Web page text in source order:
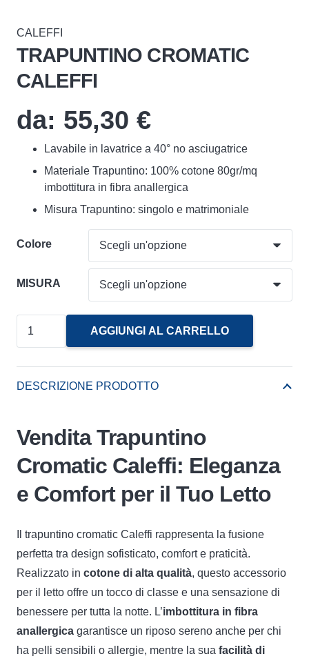
CALEFFI
TRAPUNTINO CROMATIC
CALEFFI
da: 55,30 €
Lavabile in lavatrice a 40° no asciugatrice
Materiale Trapuntino: 100% cotone 80gr/mq
imbottitura in fibra anallergica
Misura Trapuntino: singolo e matrimoniale
Colore
MISURA
quantità
AGGIUNGI AL CARRELLO
DESCRIZIONE PRODOTTO
Vendita Trapuntino
Cromatic Caleffi: Eleganza
e Comfort per il Tuo Letto
Il trapuntino cromatic Caleffi rappresenta la fusione
perfetta tra design sofisticato, comfort e praticità.
Realizzato in cotone di alta qualità, questo accessorio
per il letto offre un tocco di classe e una sensazione di
benessere per tutta la notte. L’imbottitura in fibra
anallergica garantisce un riposo sereno anche per chi
ha pelli sensibili o allergie, mentre la sua facilità di